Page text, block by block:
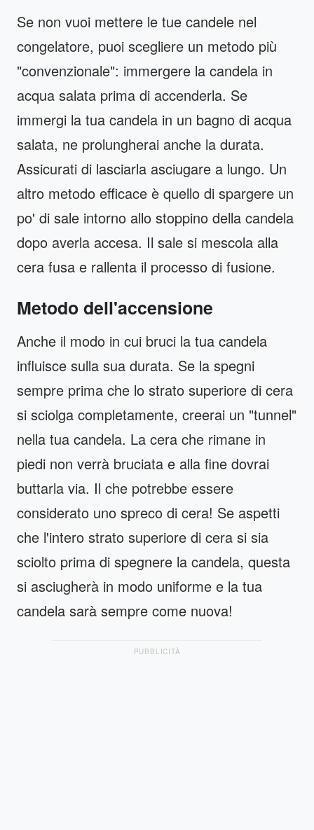
Se non vuoi mettere le tue candele nel
congelatore, puoi scegliere un metodo più
"convenzionale": immergere la candela in
acqua salata prima di accenderla. Se
immergi la tua candela in un bagno di acqua
salata, ne prolungherai anche la durata.
Assicurati di lasciarla asciugare a lungo. Un
altro metodo efficace è quello di spargere un
po' di sale intorno allo stoppino della candela
dopo averla accesa. Il sale si mescola alla
cera fusa e rallenta il processo di fusione.
Metodo dell'accensione
Anche il modo in cui bruci la tua candela
influisce sulla sua durata. Se la spegni
sempre prima che lo strato superiore di cera
si sciolga completamente, creerai un "tunnel"
nella tua candela. La cera che rimane in
piedi non verrà bruciata e alla fine dovrai
buttarla via. Il che potrebbe essere
considerato uno spreco di cera! Se aspetti
che l'intero strato superiore di cera si sia
sciolto prima di spegnere la candela, questa
si asciugherà in modo uniforme e la tua
candela sarà sempre come nuova!
PUBBLICITÀ